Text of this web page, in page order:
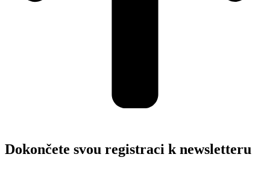
Dokončete svou registraci k newsletteru